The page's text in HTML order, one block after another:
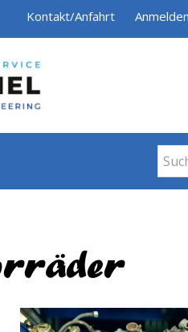
Kontakt/Anfahrt Anmelden